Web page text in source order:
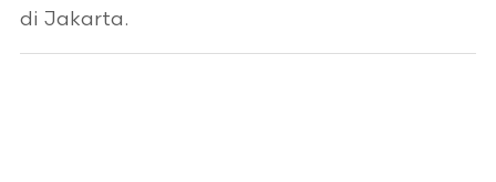
di Jakarta.